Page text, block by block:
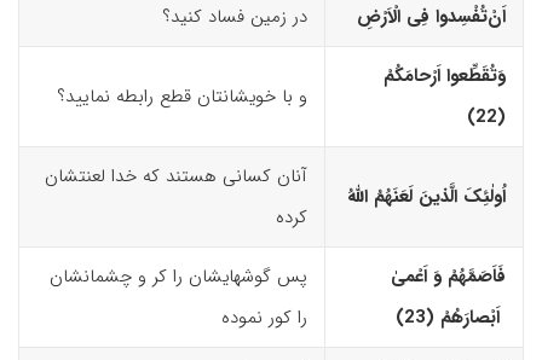
اَنْ‌تُفْسِدوا فِى الْاَرْضِ در زمین فساد کنید؟
وَتُقَطِّعوا اَرْحامَکُمْ
(22)‏
و با خویشانتان قطع رابطه نمایید؟
اُولٰئِکَ الَّذینَ لَعَنَهُمُ اللّهُ
آنان کسانی‌ هستند که خدا لعنتشان
کرده
فَاَصَمَّهُمْ وَ اَعْمیٰ
اَبْصارَهُمْ (23)‏
پس گوشهایشان را کر و چشمانشان
را کور نموده